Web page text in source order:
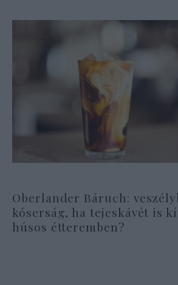
Oberlander Báruch:
kóserság, ha tejeskávét is
húsos étteremben?